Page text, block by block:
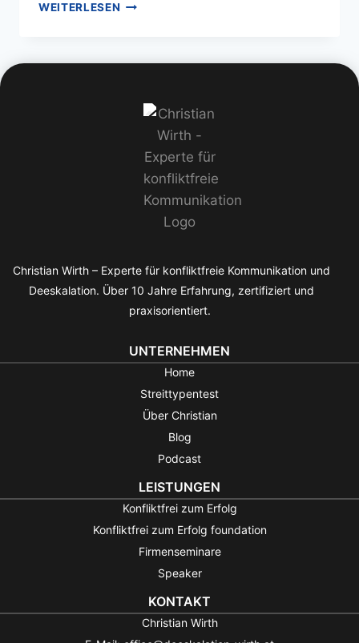
WEITERLESEN
Christian Wirth – Experte für konfliktfreie Kommunikation und
Deeskalation. Über 10 Jahre Erfahrung, zertifiziert und
praxisorientiert.
UNTERNEHMEN
Home
Streittypentest
Über Christian
Blog
Podcast
LEISTUNGEN
Konfliktfrei zum Erfolg
Konfliktfrei zum Erfolg foundation
Firmenseminare
Speaker
KONTAKT
Christian Wirth